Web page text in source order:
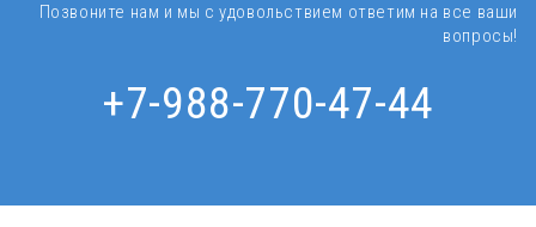
Позвоните нам и мы с удовольствием ответим на все ваши
вопросы!
+7-988-770-47-44